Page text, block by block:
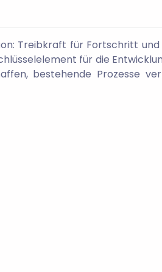
Treibkraft für Fortschritt
für die
bestehende Prozesse